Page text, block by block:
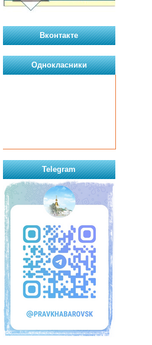
Вконтакте
Однокласники
Telegram